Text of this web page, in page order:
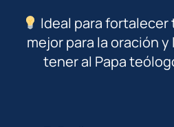
Ideal para
mejor para la oración
tener al Papa